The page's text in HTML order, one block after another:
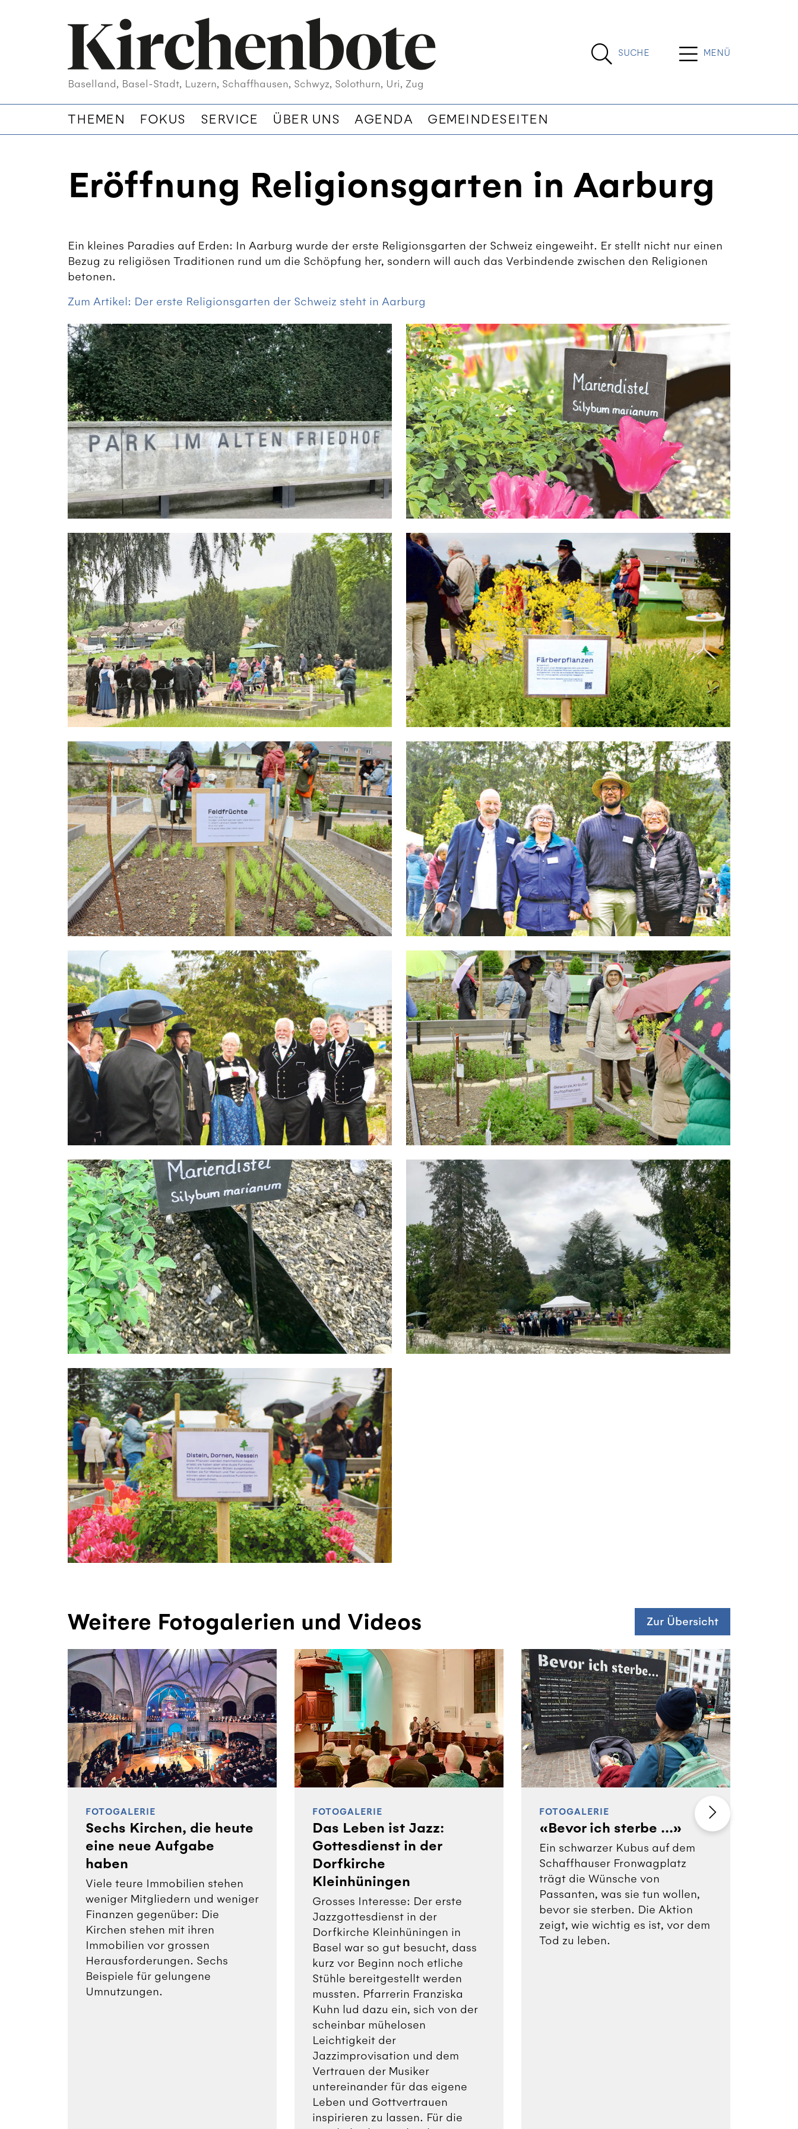
Baselland, Basel-Stadt, Luzern, Schaffhausen, Schwyz, Solothurn, Uri, Zug
SUCHE MENÜ
THEMEN FOKUS SERVICE ÜBER UNS AGENDA GEMEINDESEITEN
Eröffnung Religionsgarten in Aarburg
Ein kleines Paradies auf Erden: In Aarburg wurde der erste Religionsgarten der Schweiz eingeweiht. Er stellt nicht nur einen
Bezug zu religiösen Traditionen rund um die Schöpfung her, sondern will auch das Verbindende zwischen den Religionen
betonen.
Zum Artikel: Der erste Religionsgarten der Schweiz steht in Aarburg
Weitere Fotogalerien und Videos Zur Übersicht
FOTOGALERIE
Sechs Kirchen, die heute
eine neue Aufgabe
haben
Viele teure Immobilien stehen
weniger Mitgliedern und weniger
Finanzen gegenüber: Die
Kirchen stehen mit ihren
Immobilien vor grossen
Herausforderungen. Sechs
Beispiele für gelungene
Umnutzungen.
FOTOGALERIE
Das Leben ist Jazz:
Gottesdienst in der
Dorfkirche
Kleinhüningen
Grosses Interesse: Der erste
Jazzgottesdienst in der
Dorfkirche Kleinhüningen in
Basel war so gut besucht, dass
kurz vor Beginn noch etliche
Stühle bereitgestellt werden
mussten. Pfarrerin Franziska
Kuhn lud dazu ein, sich von der
scheinbar mühelosen
Leichtigkeit der
Jazzimprovisation und dem
Vertrauen der Musiker
untereinander für das eigene
Leben und Gottvertrauen
inspirieren zu lassen. Für die
FOTOGALERIE
«Bevor ich sterbe ...»
Ein schwarzer Kubus auf dem
Schaffhauser Fronwagplatz
trägt die Wünsche von
Passanten, was sie tun ­wollen,
bevor sie sterben. Die Aktion
zeigt, wie wichtig es ist, vor dem
Tod zu leben.